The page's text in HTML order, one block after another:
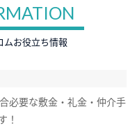
ムお役立ち情報
必要な敷金・礼金・仲介手
！